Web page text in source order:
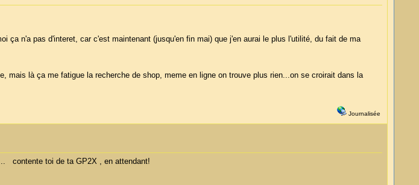
ça n'a pas d'interet, car c'est maintenant (jusqu'en fin mai) que j'en aurai le plus l'utilité, du fait de ma
mais là ça me fatigue la recherche de shop, meme en ligne on trouve plus rien...on se croirait dans la
Journalisée
contente toi de ta GP2X , en attendant!